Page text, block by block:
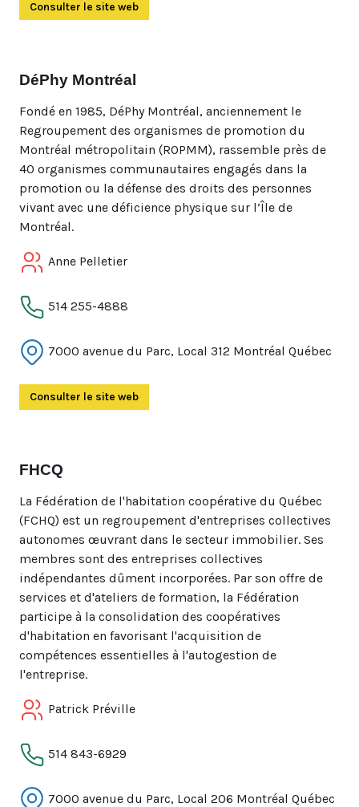
Consulter le site web
DéPhy Montréal
Fondé en 1985, DéPhy Montréal, anciennement le
Regroupement des organismes de promotion du
Montréal métropolitain (ROPMM), rassemble près de
40 organismes communautaires engagés dans la
promotion ou la défense des droits des personnes
vivant avec une déficience physique sur l’Île de
Montréal.
Anne Pelletier
514 255-4888
7000 avenue du Parc, Local 312 Montréal Québec
Consulter le site web
FHCQ
La Fédération de l'habitation coopérative du Québec
(FCHQ) est un regroupement d'entreprises collectives
autonomes œuvrant dans le secteur immobilier. Ses
membres sont des entreprises collectives
indépendantes dûment incorporées. Par son offre de
services et d'ateliers de formation, la Fédération
participe à la consolidation des coopératives
d'habitation en favorisant l'acquisition de
compétences essentielles à l'autogestion de
l'entreprise.
Patrick Préville
514 843-6929
7000 avenue du Parc, Local 206 Montréal Québec